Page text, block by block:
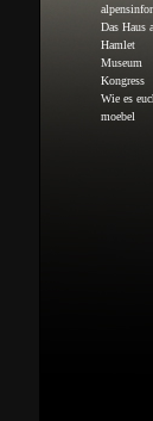
Das Haus
Hamlet
Museum
Kongress
Wie es
moebel